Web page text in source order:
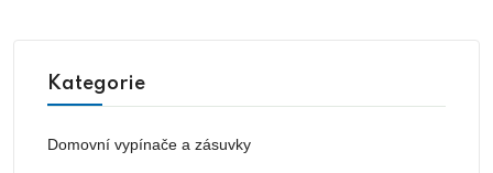
Kategorie
Domovní vypínače a zásuvky